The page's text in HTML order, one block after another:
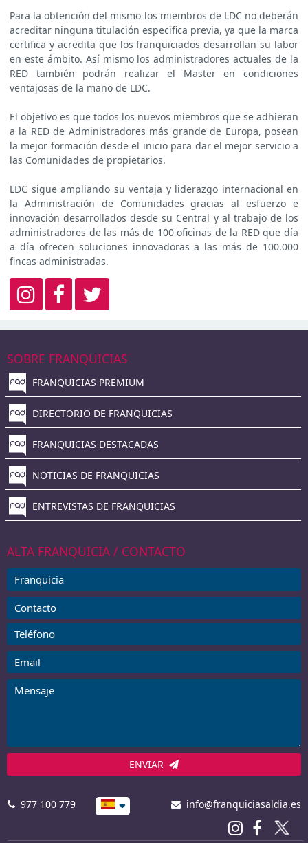
Para la obtención del mismo los miembros de LDC no deberán
acreditar ninguna titulación especifica previa, ya que la marca
certifica y acredita que los franquiciados desarrollan su labor
en este ámbito. Así mismo los administradores actuales de la
RED también podrán realizar el Master en condiciones
ventajosas de la mano de LDC.
El objetivo es que todos los nuevos miembros que se adhieran
a la RED de Administradores más grande de Europa, posean
la mejor formación desde el inicio para dar el mejor servicio a
las Comunidades de propietarios.
LDC sigue ampliando su ventaja y liderazgo internacional en
la Administración de Comunidades gracias al esfuerzo e
innovación desarrollados desde su Central y al trabajo de los
administradores de las más de 100 oficinas de la RED que día
a día ofrecen soluciones innovadoras a las más de 100.000
fincas administradas.
SOBRE FRANQUICIAS
FRANQUICIAS PREMIUM
DIRECTORIO DE FRANQUICIAS
FRANQUICIAS DESTACADAS
NOTICIAS DE FRANQUICIAS
ENTREVISTAS DE FRANQUICIAS
ALTA FRANQUICIA / CONTACTO
ENVIAR
977 100 779 info@franquiciasaldia.es